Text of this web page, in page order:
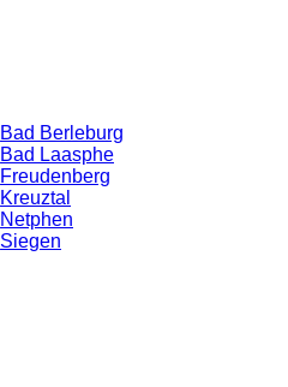
Bad Berleburg
Bad Laasphe
Freudenberg
Kreuztal
Netphen
Siegen